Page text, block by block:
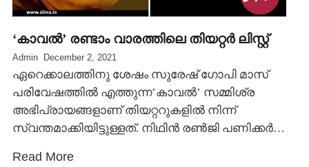
‘കാവല്‍’ രണ്ടാം വാരത്തിലെ തിയറ്റര്‍ ലിസ്റ്റ്
Admin December 2, 2021
ഏറെക്കാലത്തിനു ശേഷം സുരേഷ് ഗോപി മാസ്
പരിവേഷത്തില്‍ എത്തുന്ന’കാവല്‍’ സമ്മിശ്ര
അഭിപ്രായങ്ങളാണ് തിയറ്ററുകളില്‍ നിന്ന്
സ്വന്തമാക്കിയിട്ടുള്ളത്. നിഥിന്‍ രണ്‍ജി പണിക്കര്‍…
Read More